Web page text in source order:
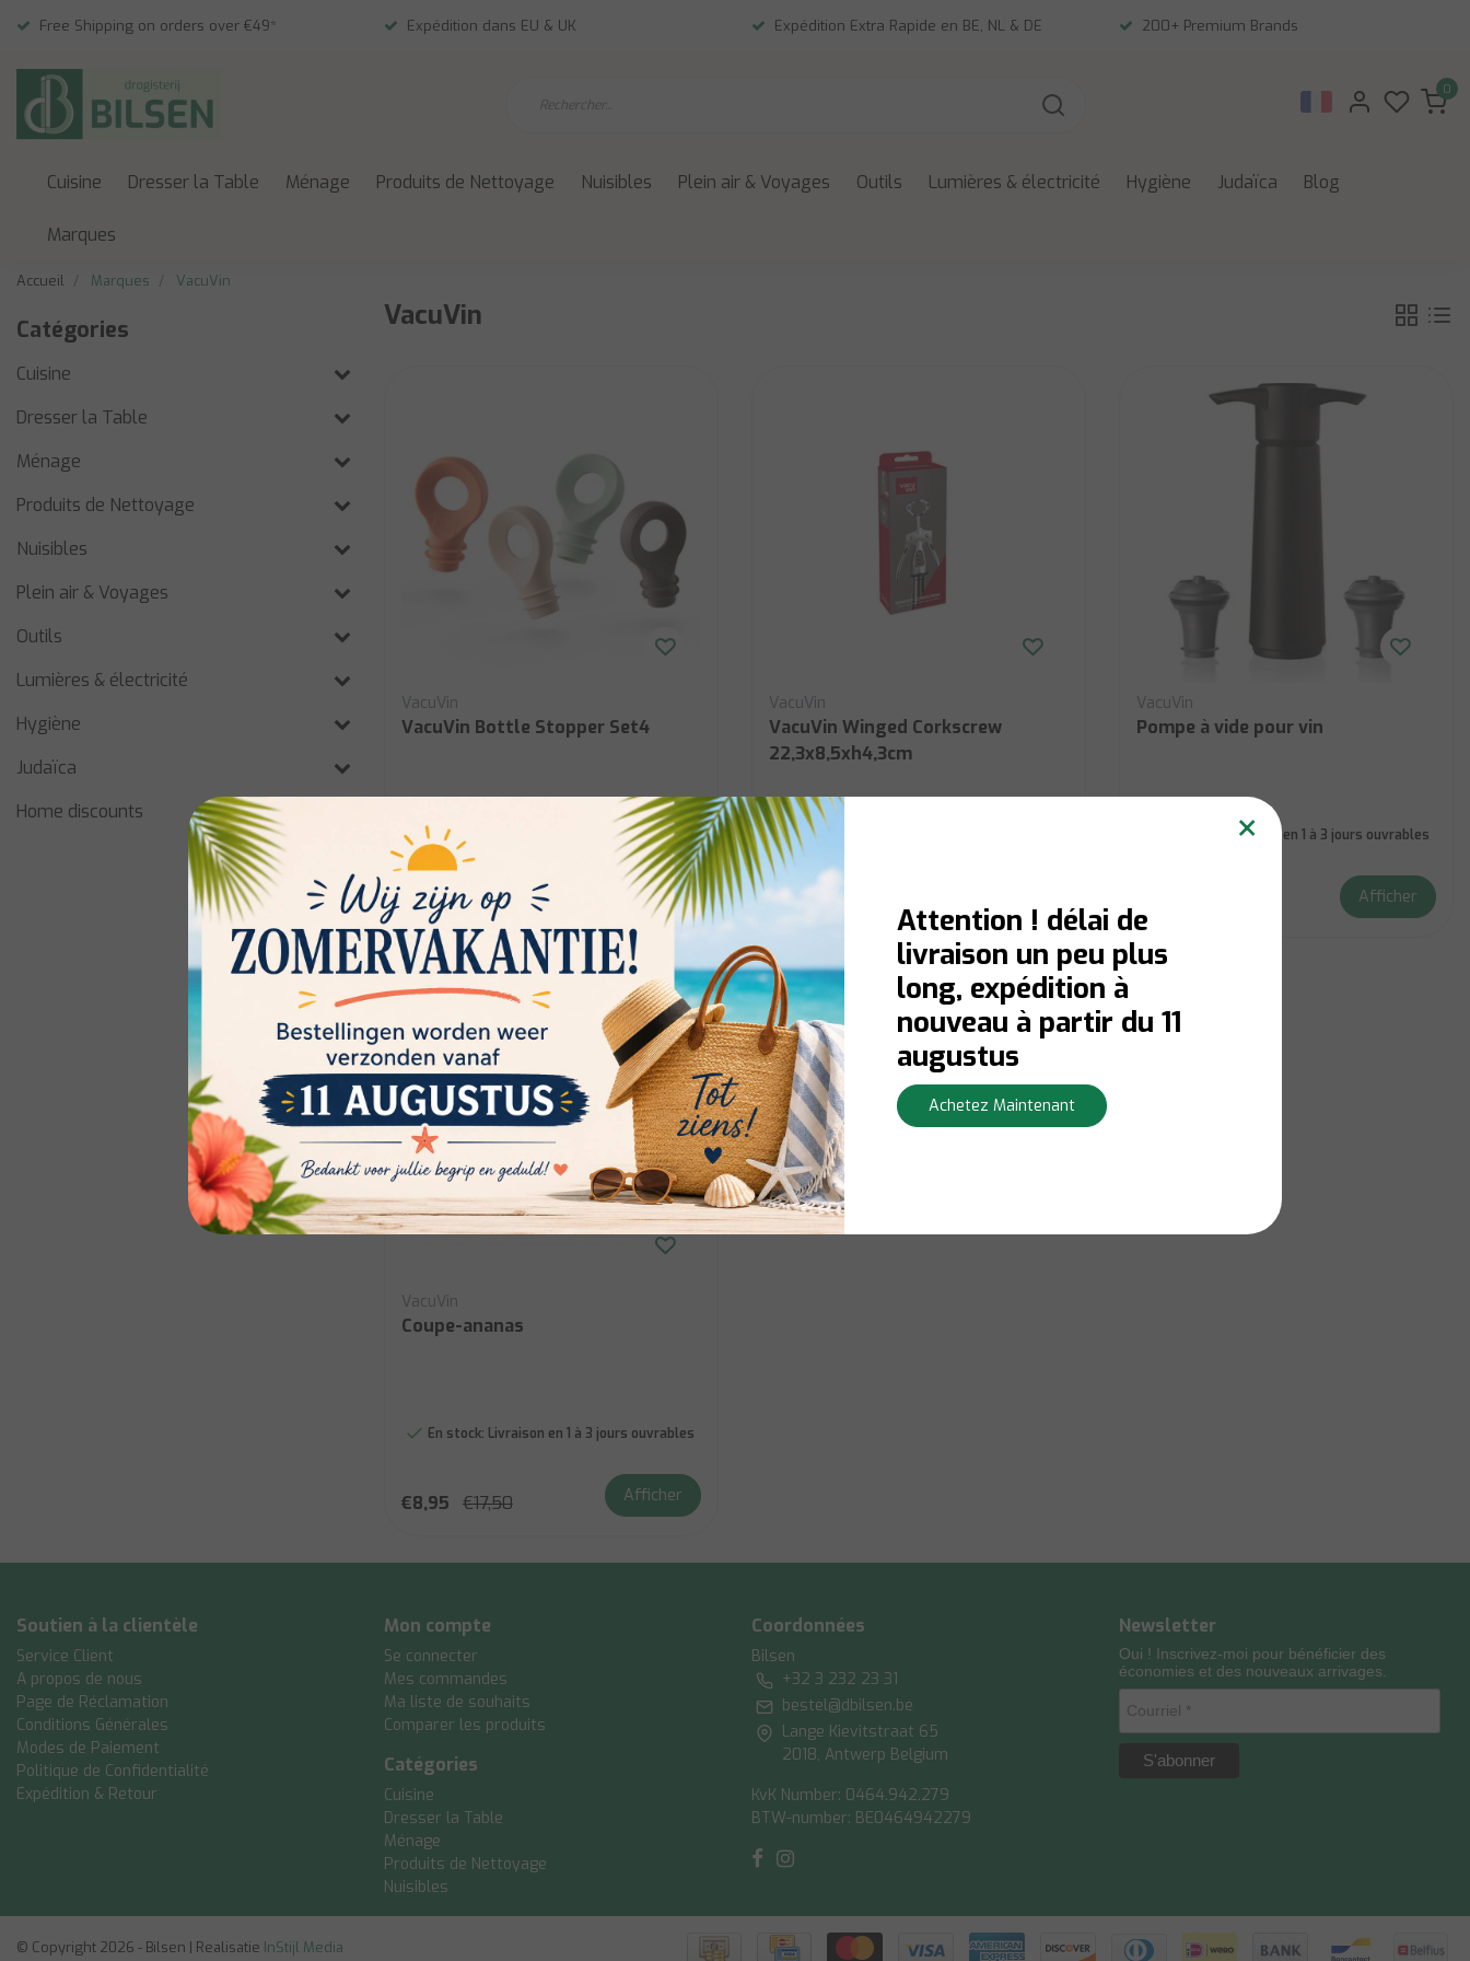
Free Shipping on orders over €49* Expédition dans EU & UK Expédition Extra Rapide en BE, NL & DE 200+ Premium Brands
0
Cuisine Dresser la Table Ménage Produits de Nettoyage Nuisibles Plein air & Voyages Outils Lumières & électricité Hygiène Judaïca Blog
Marques
Accueil Marques VacuVin
Catégories
Cuisine
Dresser la Table
Ménage
Produits de Nettoyage
Nuisibles
Plein air & Voyages
Outils
Lumières & électricité
Hygiène
Judaïca
Home discounts
VacuVin
VacuVin
VacuVin Bottle Stopper Set4
€10,50 Afficher
VacuVin
VacuVin Winged Corkscrew
22,3x8,5xh4,3cm
€13,50
VacuVin
Pompe à vide pour vin
Livraison en 1 à 3 jours ouvrables
Afficher
Soldes
VacuVin
Coupe-ananas
En stock: Livraison en 1 à 3 jours ouvrables
€8,95 €17,50 Afficher
Soutien à la clientèle
Service Client
A propos de nous
Page de Réclamation
Conditions Générales
Modes de Paiement
Politique de Confidentialité
Expédition & Retour
Mon compte
Se connecter
Mes commandes
Ma liste de souhaits
Comparer les produits
Catégories
Cuisine
Dresser la Table
Ménage
Produits de Nettoyage
Nuisibles
Coordonnées
Bilsen
+32 3 232 23 31
bestel@dbilsen.be
Lange Kievitstraat 65
2018, Antwerp Belgium
KvK Number: 0464.942.279
BTW-number: BE0464942279
Newsletter
Oui ! Inscrivez-moi pour bénéficier des
économies et des nouveaux arrivages.
© Copyright 2026 - Bilsen | Realisatie InStijl Media
×
Attention ! délai de
livraison un peu plus
long, expédition à
nouveau à partir du 11
augustus
Achetez Maintenant